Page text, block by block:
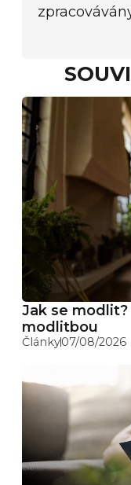
Jak se
modlitbou
Články07/08/2026